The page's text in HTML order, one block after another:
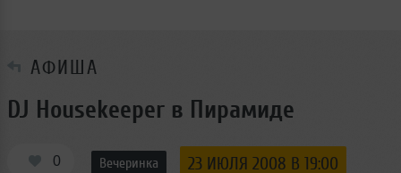
АФИША
DJ Housekeeper в Пирамиде
0 Вечеринка 23 ИЮЛЯ 2008 В 19:00